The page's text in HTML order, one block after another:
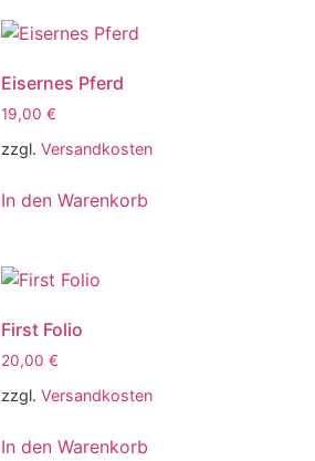
Eisernes Pferd
19,00 €
zzgl. Versandkosten
In den Warenkorb
First Folio
20,00 €
zzgl. Versandkosten
In den Warenkorb